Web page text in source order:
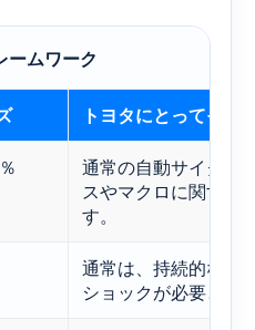
ームワーク
トヨタにとってそれ
通常の自動サイクル
スやマクロに関する
す。
通常は、持続的なマ
ショックが必要とな